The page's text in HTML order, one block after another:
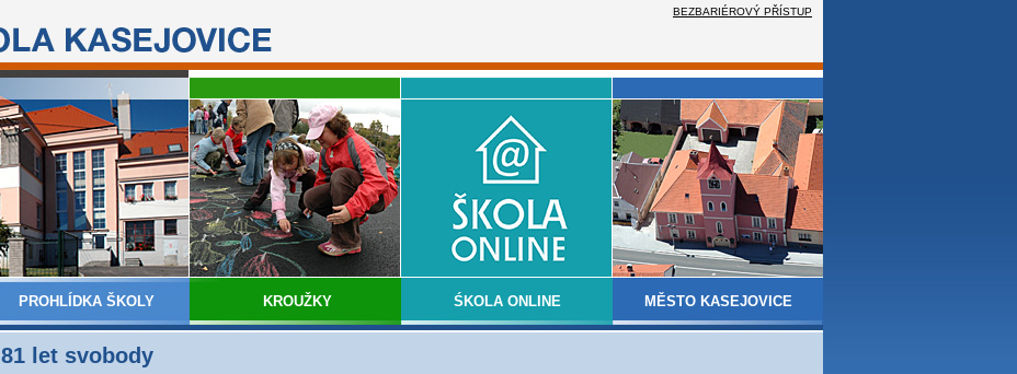
BEZBARIÉROVÝ PŘÍSTUP
PROHLÍDKA ŠKOLY KROUŽKY ŚKOLA ONLINE MĚSTO KASEJOVICE
81 let svobody